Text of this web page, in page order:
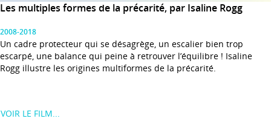
Les multiples formes de la précarité, par Isaline Rogg
2008-2018
Un cadre protecteur qui se désagrège, un escalier bien trop
escarpé, une balance qui peine à retrouver l’équilibre ! Isaline
Rogg illustre les origines multiformes de la précarité.
VOIR LE FILM...